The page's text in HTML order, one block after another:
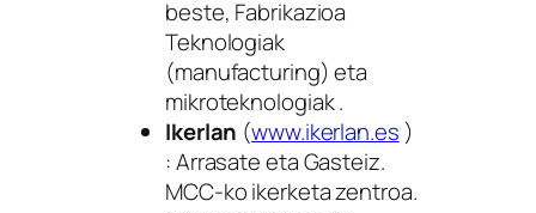
beste, Fabrikazioa
Teknologiak
(manufacturing) eta
mikroteknologiak .
Ikerlan (www.ikerlan.es )
: Arrasate eta Gasteiz.
MCC-ko ikerketa zentroa.